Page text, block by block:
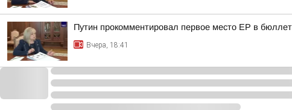
Путин прокомментировал первое место ЕР в
Вчера, 18:41